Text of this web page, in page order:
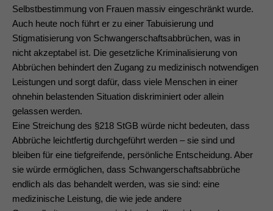
Selbstbestimmung von Frauen massiv eingeschränkt wurde.
Auch heute noch führt er zu einer Tabuisierung und
Stigmatisierung von Schwangerschaftsabbrüchen, was in
nicht akzeptabel ist. Die gesetzliche Kriminalisierung von
Abbrüchen behindert den Zugang zu medizinisch notwendigen
Leistungen und sorgt dafür, dass viele Menschen in einer
ohnehin belastenden Situation diskriminiert oder allein
gelassen werden.
Eine Streichung des §218 StGB würde nicht bedeuten, dass
Abbrüche leichtfertig durchgeführt werden – sie sind und
bleiben für eine tiefgreifende, persönliche Entscheidung. Aber
sie würde ermöglichen, dass Schwangerschaftsabbrüche
endlich als das behandelt werden, was sie sind: eine
medizinische Leistung, die wie jede andere